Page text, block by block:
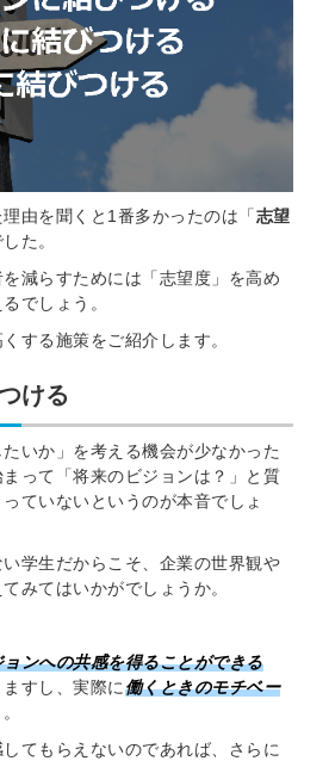
由を聞くと1番多かったのは「志望
した。
減らすためには「志望度」を高め
でしょう。
する施策をご紹介します。
ける
いか」を考える機会が少なかった
って「将来のビジョンは？」と質
ていないというのが本音でしょ
学生だからこそ、企業の世界観や
みてはいかがでしょうか。
ョンへの共感を得ることができる
ますし、実際に働くときのモチベー
てもらえないのであれば、さらに